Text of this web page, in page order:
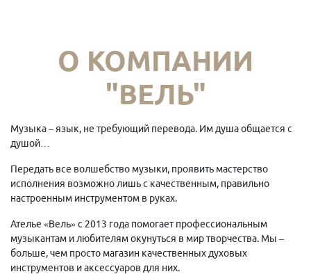
О КОМПАНИИ
"ВЕЛЬ"
Музыка – язык, не требующий перевода. Им душа общается с
душой…
Передать все волшебство музыки, проявить мастерство
исполнения возможно лишь с качественным, правильно
настроенным инструментом в руках.
Ателье «Вель» с 2013 года помогает профессиональным
музыкантам и любителям окунуться в мир творчества. Мы –
больше, чем просто магазин качественных духовых
инструментов и аксессуаров для них.